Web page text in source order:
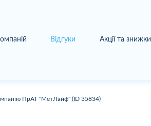
Відгуки Акції та знижки
ПрАТ "МетЛайф" (ID 35834)